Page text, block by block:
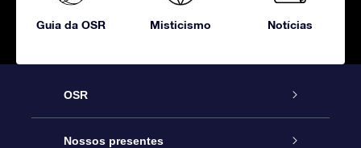
Guia da OSR Misticismo Notícias
OSR
Serviço
Nossos presentes